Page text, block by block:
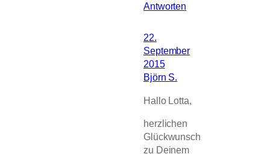
Antworten
22.
September
2015
Björn S.
Hallo Lotta,
herzlichen
Glückwunsch
zu Deinem